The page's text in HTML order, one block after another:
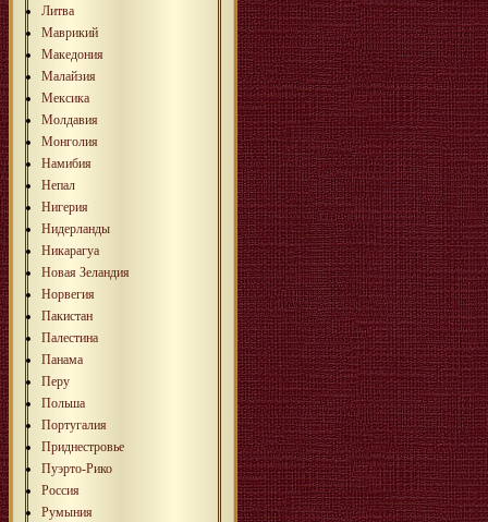
Литва
Маврикий
Македония
Малайзия
Мексика
Молдавия
Монголия
Намибия
Непал
Нигерия
Нидерланды
Никарагуа
Новая Зеландия
Норвегия
Пакистан
Палестина
Панама
Перу
Польша
Португалия
Приднестровье
Пуэрто-Рико
Россия
Румыния